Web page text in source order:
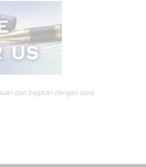
dan bagikan dengan cara